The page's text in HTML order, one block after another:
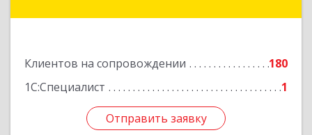
Клиентов на сопровождении
180
1С:Специалист
1
Отправить заявку
Отправить заявку